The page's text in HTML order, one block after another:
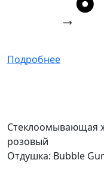
Подробнее
Стеклоомывающая
розовый
Отдушка: Bubble